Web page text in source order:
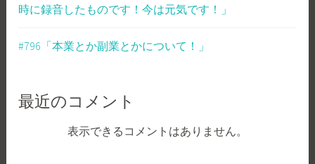
時に録音したものです！今は元気です！」
#796「本業とか副業とかについて！」
最近のコメント
表示できるコメントはありません。